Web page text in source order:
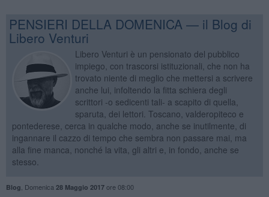
PENSIERI DELLA DOMENICA — il Blog di
Libero Venturi
Libero Venturi è un pensionato del pubblico
impiego, con trascorsi istituzionali, che non ha
trovato niente di meglio che mettersi a scrivere
anche lui, infoltendo la fitta schiera degli
scrittori -o sedicenti tali- a scapito di quella,
sparuta, dei lettori. Toscano, valderopiteco e
pontederese, cerca in qualche modo, anche se inutilmente, di
ingannare il cazzo di tempo che sembra non passare mai, ma
alla fine manca, nonché la vita, gli altri e, in fondo, anche se
stesso.
Blog Domenica 28 Maggio 2017ore 08:00